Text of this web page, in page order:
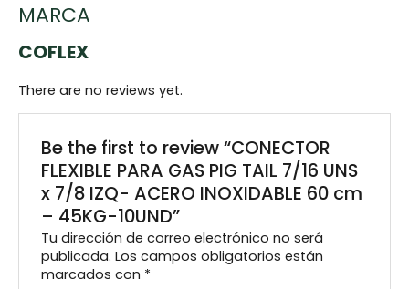
MARCA
COFLEX
There are no reviews yet.
Be the first to review “CONECTOR
FLEXIBLE PARA GAS PIG TAIL 7/16 UNS
x 7/8 IZQ- ACERO INOXIDABLE 60 cm
– 45KG-10UND”
Tu dirección de correo electrónico no será
publicada. Los campos obligatorios están
marcados con *